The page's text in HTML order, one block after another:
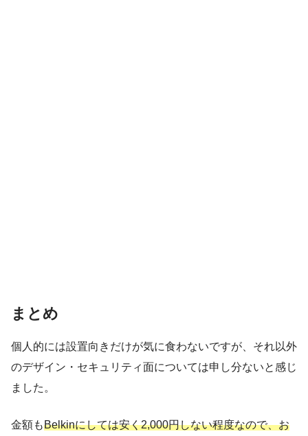
まとめ
個人的には設置向きだけが気に食わないですが、それ以外
のデザイン・セキュリティ面については申し分ないと感じ
ました。
金額もBelkinにしては安く2,000円しない程度なので、お